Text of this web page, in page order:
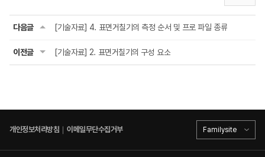
다음글 [기술자료] 4. 표면거칠기의 측정 순서 및 프로 파일 종류
이전글 [기술자료] 2. 표면거칠기의 구성 요소
개인정보처리방침 ｜ 이메일무단수집거부 Familysite